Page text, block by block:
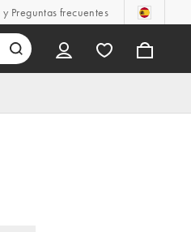
Preguntas frecuentes